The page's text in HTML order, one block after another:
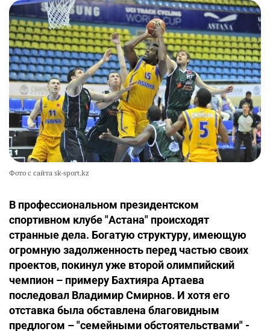
Фото с сайта sk-sport.kz
В профессиональном президентском
спортивном клубе "Астана" происходят
странные дела. Богатую структуру, имеющую
огромную задолженность перед частью своих
проектов, покинул уже второй олимпийский
чемпион – примеру Бахтияра Артаева
последовал Владимир Смирнов. И хотя его
отставка была обставлена благовидным
предлогом – "семейными обстоятельствами" -